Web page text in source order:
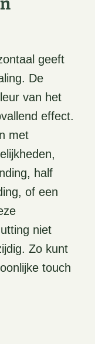
geeft
De
van het
effect.
met
half
of een
niet
Zo kunt
touch